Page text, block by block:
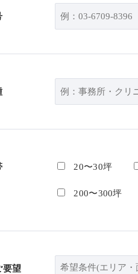
20〜30坪
200〜300坪
要望